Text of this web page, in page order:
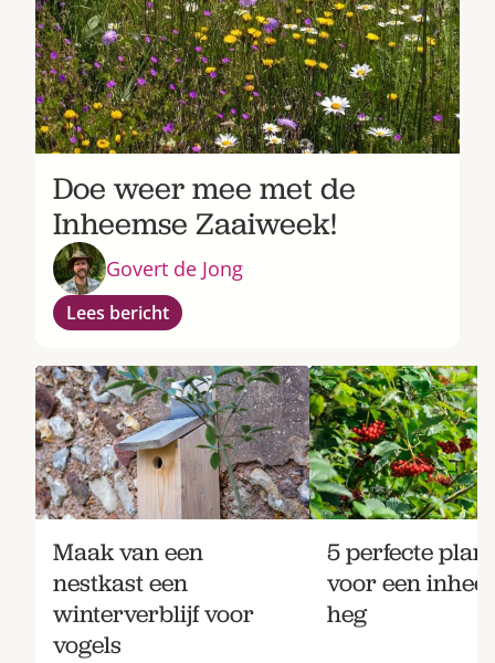
Doe weer mee met de
Inheemse Zaaiweek!
Govert de Jong
Lees bericht
Maak van een
nestkast een
winterverblijf voor
vogels
5 perfecte
voor een
heg